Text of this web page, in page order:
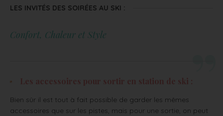
LES INVITÉS DES SOIRÉES AU SKI :
Confort, Chaleur et Style
Bien sûr il est tout à fait possible de garder les mêmes
accessoires que sur les pistes, mais pour une sortie, on peut